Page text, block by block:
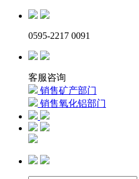
0595-2217 0091
客服咨询
销售矿产部门
销售氧化铝部门